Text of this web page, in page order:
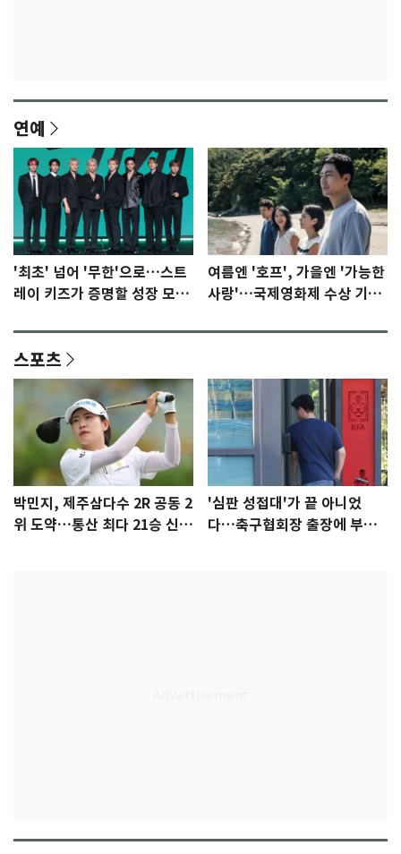
연예
'최초' 넘어 '무한'으로…스트
레이 키즈가 증명할 성장 모멘
여름엔 '호프', 가을엔 '가능한
사랑'…국제영화제 수상 기대
스포츠
박민지, 제주삼다수 2R 공동 2
위 도약…통산 최다 21승 신기
'심판 성접대'가 끝 아니었
다…축구협회장 출장에 부인